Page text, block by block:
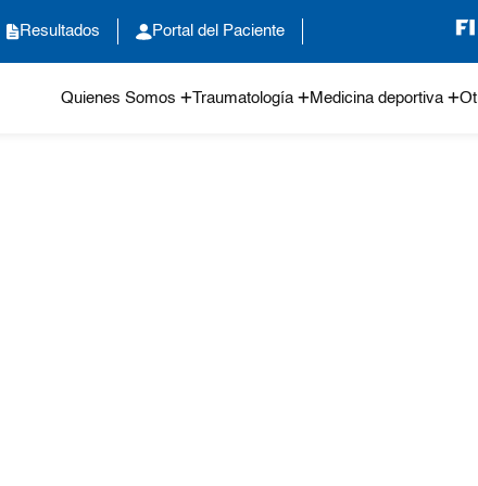
Resultados Portal del Paciente
Quienes Somos Traumatología Medicina deportiva